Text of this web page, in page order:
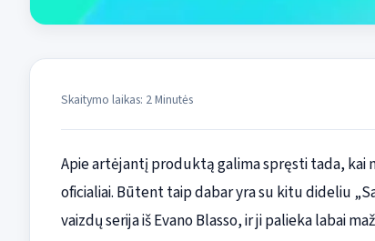
Skaitymo laikas: 2 Minutės
Apie artėjantį produktą galima spręsti tada,
oficialiai. Būtent taip dabar yra su kitu dideliu
vaizdų serija iš Evano Blasso, ir ji palieka labai